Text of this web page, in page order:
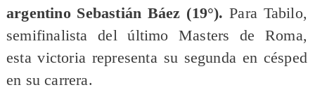
argentino Sebastián Báez (19°). Para Tabilo,
semifinalista del último Masters de Roma,
esta victoria representa su segunda en césped
en su carrera.